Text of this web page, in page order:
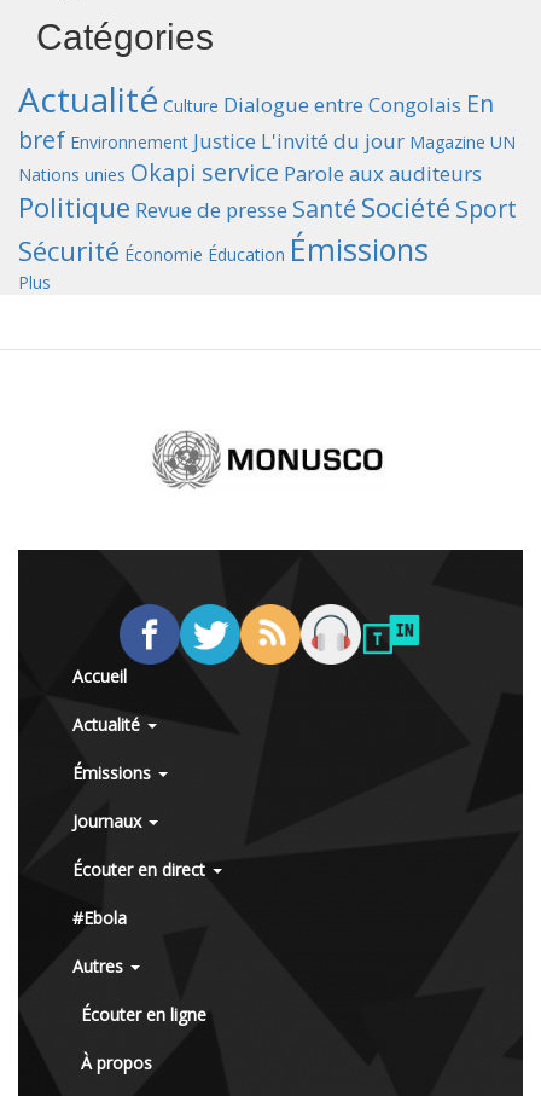
Catégories
Actualité Culture Dialogue entre Congolais En
bref Environnement Justice L'invité du jour Magazine UN
Nations unies Okapi service Parole aux auditeurs
Politique Revue de presse Santé Société Sport
Sécurité Économie Éducation Émissions
Plus
Accueil
Actualité
Émissions
Journaux
Écouter en direct
#Ebola
Autres
Écouter en ligne
À propos